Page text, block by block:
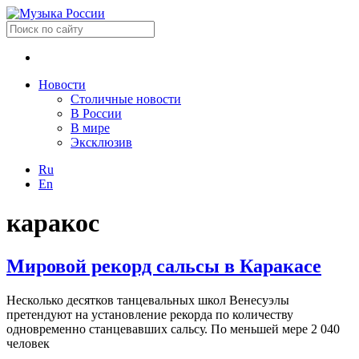
Новости
Столичные новости
В России
В мире
Эксклюзив
Ru
En
каракос
Мировой рекорд сальсы в Каракасе
Несколько десятков танцевальных школ Венесуэлы
претендуют на установление рекорда по количеству
одновременно станцевавших сальсу. По меньшей мере 2 040
человек